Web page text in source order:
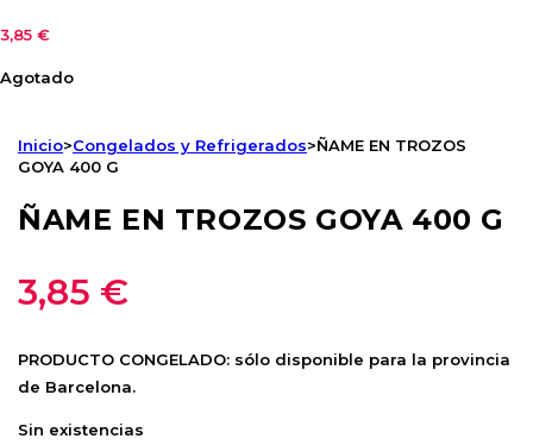
3,85 €
Agotado
Inicio>Congelados y Refrigerados>ÑAME EN TROZOS
GOYA 400 G
ÑAME EN TROZOS GOYA 400 G
3,85 €
PRODUCTO CONGELADO: sólo disponible para la provincia
de Barcelona.
Sin existencias